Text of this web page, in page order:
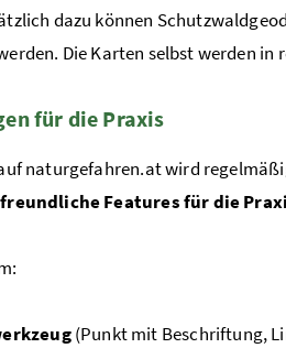
dazu können
Die Karten selbst werden
für die Praxis
naturgefahren.at wird
Features für die
(Punkt mit Beschriftung,